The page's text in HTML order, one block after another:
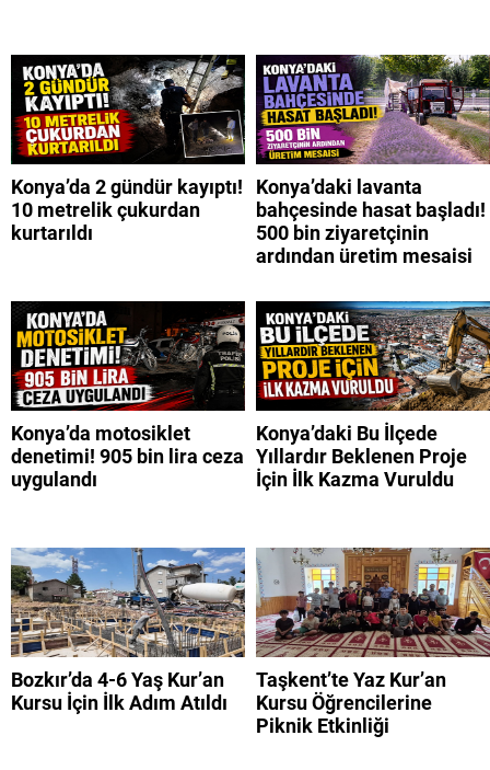
Konya’da 2 gündür kayıptı!
10 metrelik çukurdan
kurtarıldı
Konya’daki lavanta
bahçesinde hasat başladı!
500 bin ziyaretçinin
ardından üretim mesaisi
Konya’da motosiklet
denetimi! 905 bin lira ceza
uygulandı
Konya’daki Bu İlçede
Yıllardır Beklenen Proje
İçin İlk Kazma Vuruldu
Bozkır’da 4-6 Yaş Kur’an
Kursu İçin İlk Adım Atıldı
Taşkent’te Yaz Kur’an
Kursu Öğrencilerine
Piknik Etkinliği